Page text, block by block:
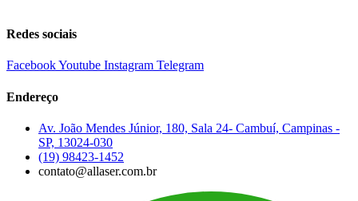
Redes sociais
FacebookYoutube Instagram Telegram
Endereço
Av. João Mendes Júnior, 180, Sala 24- Cambuí, Campinas -
SP, 13024-030
(19) 98423-1452
contato@allaser.com.br